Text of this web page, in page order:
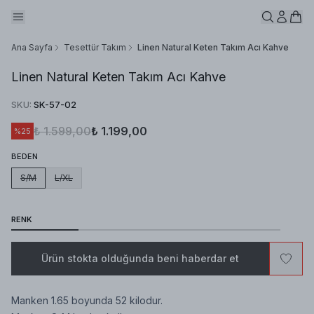
Ana Sayfa Tesettür Takım Linen Natural Keten Takım Acı Kahve
Linen Natural Keten Takım Acı Kahve
SKU: SK-57-02
%25 ₺ 1.599,00₺ 1.199,00
BEDEN
S/M L/XL
RENK
Ürün stokta olduğunda beni haberdar et
Manken 1.65 boyunda 52 kilodur.